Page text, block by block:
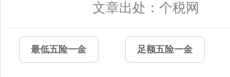
文章出处：个税网
最低五险一金 足额五险一金